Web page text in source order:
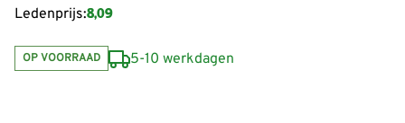
Ledenprijs:8,09
OP VOORRAAD 5-10 werkdagen